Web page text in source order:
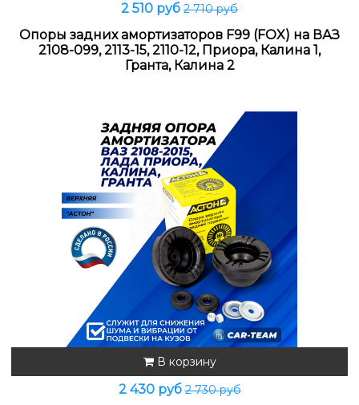
2 510 руб 2 710 руб
Опоры задних амортизаторов F99 (FOX) на ВАЗ
2108-099, 2113-15, 2110-12, Приора, Калина 1,
Гранта, Калина 2
В корзину
2 430 руб2 730 руб